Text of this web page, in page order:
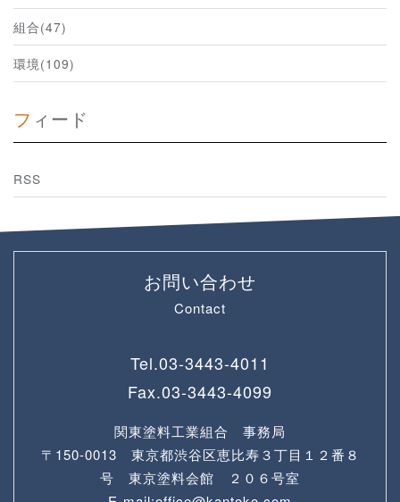
組合(47)
環境(109)
フィード
RSS
お問い合わせ
Contact
Tel.03-3443-4011
Fax.03-3443-4099
関東塗料工業組合 事務局
〒150-0013 東京都渋谷区恵比寿３丁目１２番８
号 東京塗料会館 ２０６号室